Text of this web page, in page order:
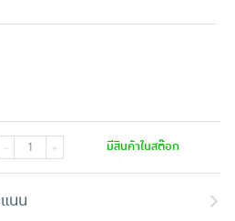
- + มีสินค้าในสต๊อก
นน